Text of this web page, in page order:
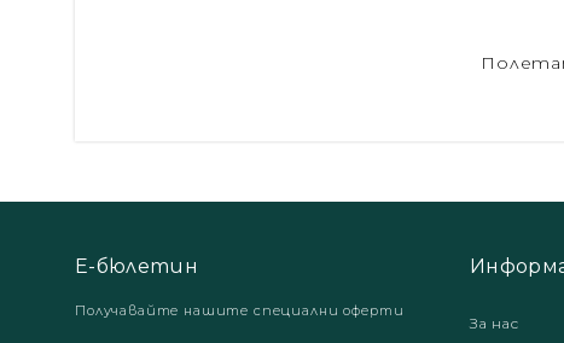
Е-бюлетин
Получавайте нашите специални оферти
За нас